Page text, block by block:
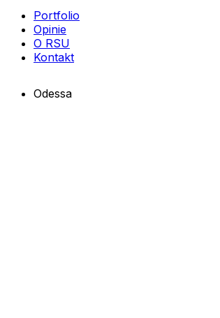
Portfolio
Opinie
O RSU
Kontakt
Odessa